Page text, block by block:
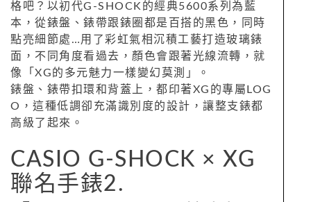
格吧？以初代G-SHOCK的經典5600系列為藍
本，從錶盤、錶帶跟錶圈都是百搭的黑色，同時
點亮細節處…用了彩虹氣相沉積工藝打造玻璃錶
面，不同角度看過去，顏色會跟著光線流轉，就
像「XG的多元魅力一樣變幻莫測」。
錶盤、錶帶扣環和背蓋上，都印著XG的專屬LOG
O，這種低調卻充滿識別度的設計，讓整支錶都
高級了起來。
CASIO G-SHOCK × XG
聯名手錶2.